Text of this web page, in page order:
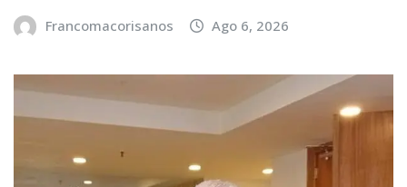
Francomacorisanos Ago 6, 2026